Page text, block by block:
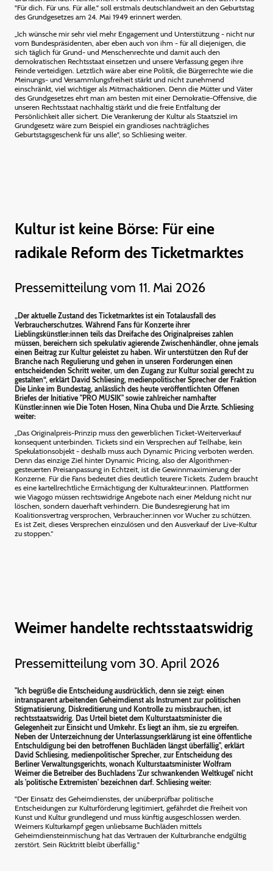
"Für dich. Für uns. Für alle." soll erstmals deutschlandweit an den Geburtstag
des Grundgesetzes am 24. Mai 1949 erinnert werden.
„Ich wünsche mir sehr viel mehr Engagement und Unterstützung - nicht nur
vom Bundespräsidenten, aber eben auch von ihm - für all diejenigen, die
sich täglich für Grund- und Menschenrechte und damit auch den
demokratischen Rechtsstaat einsetzen und unsere Verfassung gegen ihre
Feinde verteidigen. Letztlich wäre aber eine Politik, die Bürgerrechte wie die
Meinungs- und Versammlungsfreiheit stärkt und nicht zunehmend
einschränkt, viel wichtiger als Mitmachaktionen. Denn die Mütter und Väter
des Grundgesetzes ehrt man am besten mit einer Demokratie-Offensive, die
unseren Rechtsstaat nachhaltig stärkt und die freie Entfaltung der
Persönlichkeit aller sichert. Die Verankerung der Kultur als Staatsziel im
Grundgesetz wäre zum Beispiel ein grandioses nachträgliches
Geburtstagsgeschenk für uns alle", so Schliesing weiter.
Kultur ist keine Börse: Für eine
radikale Reform des Ticketmarktes
Pressemitteilung vom 11. Mai 2026
„Der aktuelle Zustand des Ticketmarktes ist ein Totalausfall des
Verbraucherschutzes. Während Fans für Konzerte ihrer
Lieblingskünstler:innen teils das Dreifache des Originalpreises zahlen
müssen, bereichern sich spekulativ agierende Zwischenhändler, ohne jemals
einen Beitrag zur Kultur geleistet zu haben. Wir unterstützen den Ruf der
Branche nach Regulierung und gehen in unseren Forderungen einen
entscheidenden Schritt weiter, um den Zugang zur Kultur sozial gerecht zu
gestalten“, erklärt David Schliesing, medienpolitischer Sprecher der Fraktion
Die Linke im Bundestag, anlässlich des heute veröffentlichten Offenen
Briefes der Initiative "PRO MUSIK" sowie zahlreicher namhafter
Künstler:innen wie Die Toten Hosen, Nina Chuba und Die Ärzte. Schliesing
weiter:
„Das Originalpreis-Prinzip muss den gewerblichen Ticket-Weiterverkauf
konsequent unterbinden. Tickets sind ein Versprechen auf Teilhabe, kein
Spekulationsobjekt - deshalb muss auch Dynamic Pricing verboten werden.
Denn das einzige Ziel hinter Dynamic Pricing, also der Algorithmen-
gesteuerten Preisanpassung in Echtzeit, ist die Gewinnmaximierung der
Konzerne. Für die Fans bedeutet dies deutlich teurere Tickets. Zudem braucht
es eine kartellrechtliche Ermächtigung der Kulturakteur:innen. Plattformen
wie Viagogo müssen rechtswidrige Angebote nach einer Meldung nicht nur
löschen, sondern dauerhaft verhindern. Die Bundesregierung hat im
Koalitionsvertrag versprochen, Verbraucher:innen vor Wucher zu schützen.
Es ist Zeit, dieses Versprechen einzulösen und den Ausverkauf der Live-Kultur
zu stoppen.“
Weimer handelte rechtsstaatswidrig
Pressemitteilung vom 30. April 2026
"Ich begrüße die Entscheidung ausdrücklich, denn sie zeigt: einen
intransparent arbeitenden Geheimdienst als Instrument zur politischen
Stigmatisierung, Diskreditierung und Kontrolle zu missbrauchen, ist
rechtsstaatswidrig. Das Urteil bietet dem Kulturstaatsminister die
Gelegenheit zur Einsicht und Umkehr. Es liegt an ihm, sie zu ergreifen.
Neben der Unterzeichnung der Unterlassungserklärung ist eine öffentliche
Entschuldigung bei den betroffenen Buchläden längst überfällig", erklärt
David Schliesing, medienpolitischer Sprecher, zur Entscheidung des
Berliner Verwaltungsgerichts, wonach Kulturstaatsminister Wolfram
Weimer die Betreiber des Buchladens 'Zur schwankenden Weltkugel' nicht
als 'politische Extremisten' bezeichnen darf. Schliesing weiter:
"Der Einsatz des Geheimdienstes, der unüberprüfbar politische
Entscheidungen zur Kulturförderung legitimiert, gefährdet die Freiheit von
Kunst und Kultur grundlegend und muss künftig ausgeschlossen werden.
Weimers Kulturkampf gegen unliebsame Buchläden mittels
Geheimdiensteinmischung hat das Vertrauen der Kulturbranche endgültig
zerstört. Sein Rücktritt bleibt überfällig."